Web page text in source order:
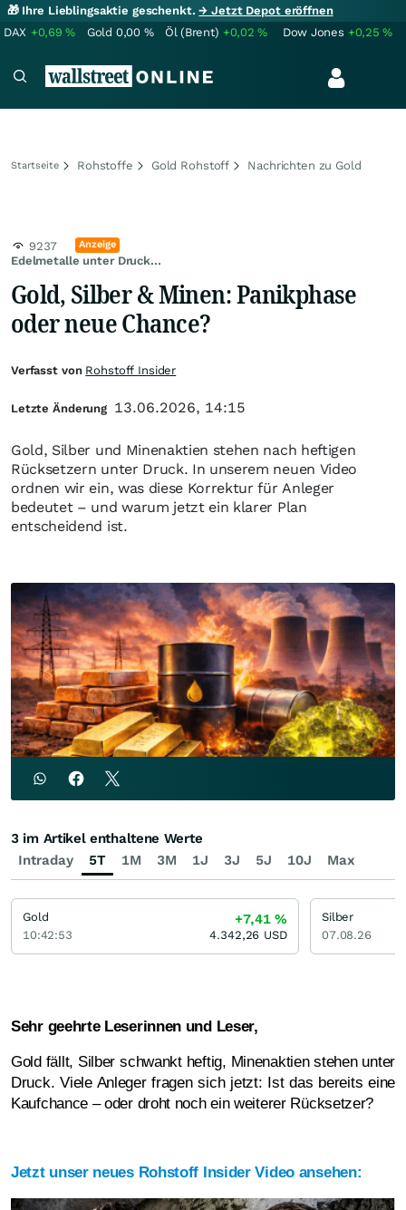
🎁 Ihre Lieblingsaktie geschenkt.→ Jetzt Depot eröffnen
DAX +0,69% Gold 0,00 % Öl (Brent) +0,02% Dow Jones +0,25%
Startseite Rohstoffe Gold Rohstoff Nachrichten zu Gold
Edelmetalle unter Druck...
9237 Anzeige
Gold, Silber & Minen: Panikphase
oder neue Chance?
Gold, Silber und Minenaktien stehen nach heftigen
Rücksetzern unter Druck. In unserem neuen Video
ordnen wir ein, was diese Korrektur für Anleger
bedeutet – und warum jetzt ein klarer Plan
entscheidend ist.
Sehr geehrte Leserinnen und Leser,
Gold fällt, Silber schwankt heftig, Minenaktien stehen unter
Druck. Viele Anleger fragen sich jetzt: Ist das bereits eine
Kaufchance – oder droht noch ein weiterer Rücksetzer?
Jetzt unser neues Rohstoff Insider Video ansehen:
Verfasst von Rohstoff Insider
Letzte Änderung 13.06.2026, 14:15
Intraday 5T 1M 3M 1J 3J 5J 10J Max
3 im Artikel enthaltene Werte
Gold
10:42:53
+7,41%
4.342,26 USD
Silber
07.08.26